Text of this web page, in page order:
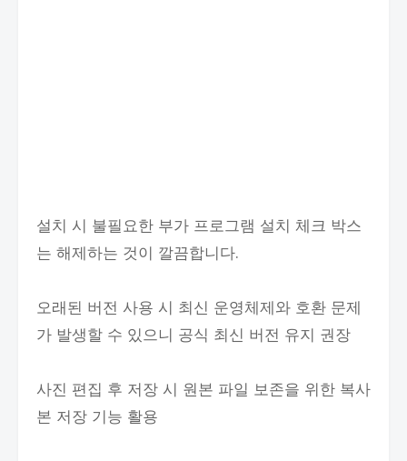
설치 시 불필요한 부가 프로그램 설치 체크 박스
는 해제하는 것이 깔끔합니다.
오래된 버전 사용 시 최신 운영체제와 호환 문제
가 발생할 수 있으니 공식 최신 버전 유지 권장
사진 편집 후 저장 시 원본 파일 보존을 위한 복사
본 저장 기능 활용